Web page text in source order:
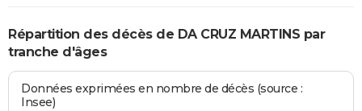
Répartition des décès de DA CRUZ MARTINS par
tranche d'âges
Données exprimées en nombre de décès (source :
Insee)